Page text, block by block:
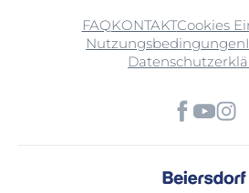
FAQKONTAKTCookies
Nutzungsbedingungen